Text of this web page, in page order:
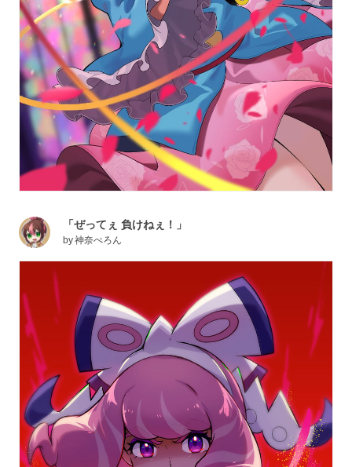
「ぜってぇ 負けねぇ！」
by神奈ぺろん